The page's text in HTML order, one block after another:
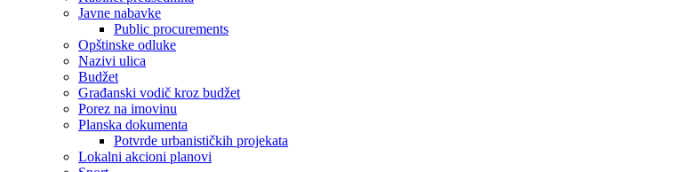
Javne nabavke
Public procurements
Opštinske odluke
Nazivi ulica
Budžet
Građanski vodič kroz budžet
Porez na imovinu
Planska dokumenta
Potvrde urbanističkih projekata
Lokalni akcioni planovi